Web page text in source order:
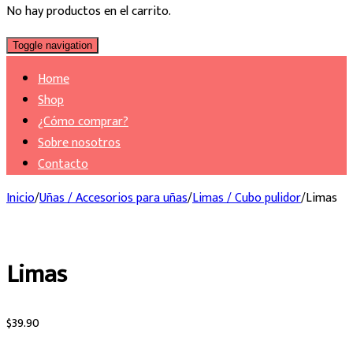
No hay productos en el carrito.
Toggle navigation
Home
Shop
¿Cómo comprar?
Sobre nosotros
Contacto
Inicio/Uñas / Accesorios para uñas/Limas / Cubo pulidor/Limas
Limas
$39.90